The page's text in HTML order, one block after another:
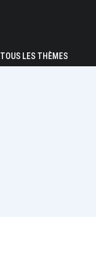
TOUS LES THÈMES